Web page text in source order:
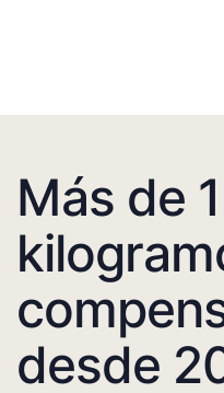
Más de
desde